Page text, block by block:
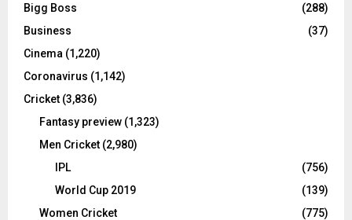
:
C
Bigg Boss
(288)
Business
(37)
Cinema (1,220)
Coronavirus (1,142)
Cricket (3,836)
Fantasy preview (1,323)
Men Cricket (2,980)
IPL
(756)
World Cup 2019
(139)
Women Cricket
(775)